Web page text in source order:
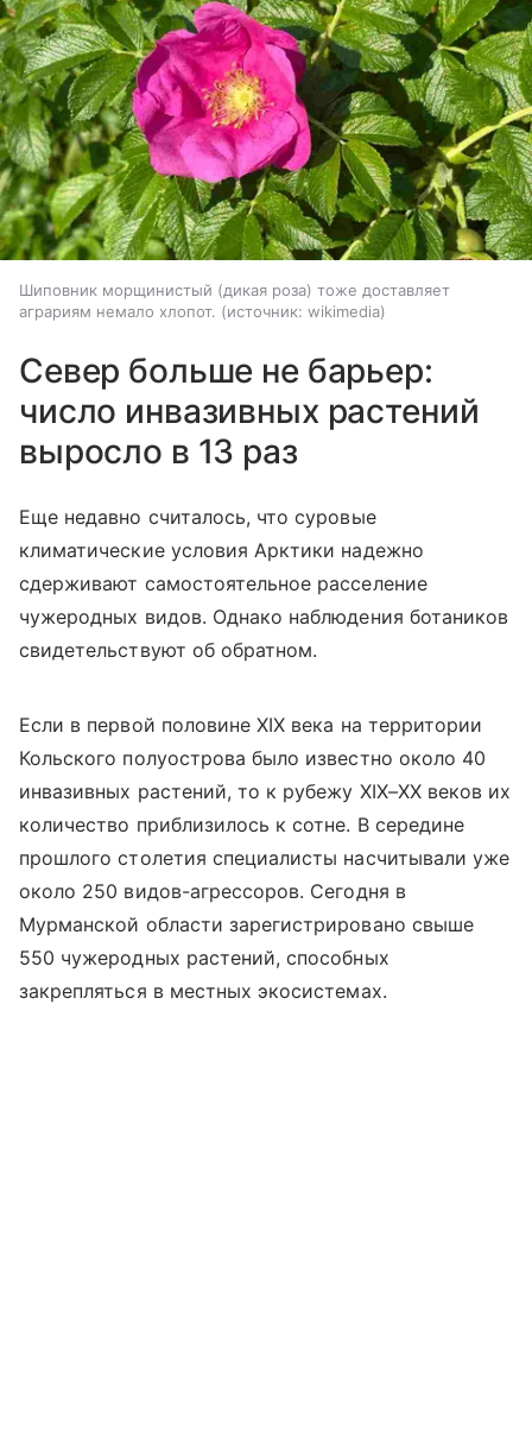
Шиповник морщинистый (дикая роза) тоже доставляет
аграриям немало хлопот.
источник: wikimedia
Север больше не барьер:
число инвазивных растений
выросло в 13 раз
Еще недавно считалось, что суровые
климатические условия Арктики надежно
сдерживают самостоятельное расселение
чужеродных видов. Однако наблюдения ботаников
свидетельствуют об обратном.
Если в первой половине XIX века на территории
Кольского полуострова было известно около 40
инвазивных растений, то к рубежу XIX–XX веков их
количество приблизилось к сотне. В середине
прошлого столетия специалисты насчитывали уже
около 250 видов-агрессоров. Сегодня в
Мурманской области зарегистрировано свыше
550 чужеродных растений, способных
закрепляться в местных экосистемах.